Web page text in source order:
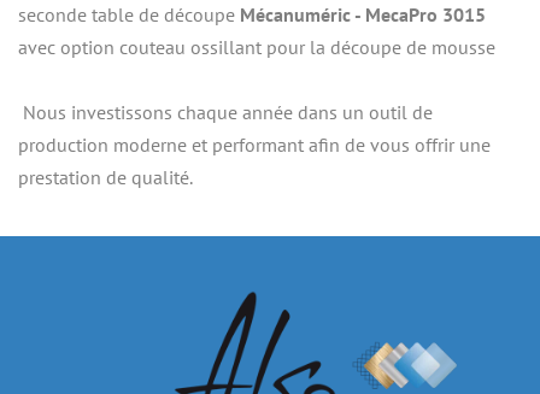
seconde table de découpe Mécanuméric - MecaPro 3015
avec option couteau ossillant pour la découpe de mousse
Nous investissons chaque année dans un outil de
production moderne et performant afin de vous offrir une
prestation de qualité.